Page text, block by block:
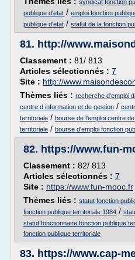
syndicat fonction
publique d'etat / emploi fonction
publique d'etat / statut de la fonction
81. http://
Classement : 81/ 813
Articles sélectionnés : 7
Site : http://
Thèmes liés : recherche d'emploi
centre d information et de gestion /
territoriale / bourse de l'emploi centre
territoriale / bourse d'emploi fonction
82. https://www.fun-
Classement : 82/ 813
Articles sélectionnés : 7
Site : https://www.fun-mooc.fr
Thèmes liés : statut fonction
fonction publique territoriale 1984 /
statut fonctionnaire fonction publique
fonction publique territoriale
83. https://www.cap-